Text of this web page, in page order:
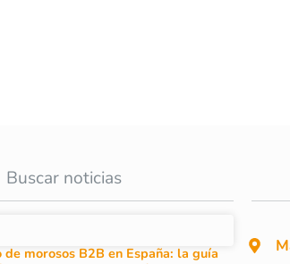
Buscar noticias
de morosos B2B en España: la guía